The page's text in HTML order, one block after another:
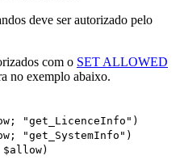
deve ser autorizado pelo
com o SET ALLOWED
no exemplo abaixo.
; "get_LicenceInfo")
; "get_SystemInfo")
$allow)